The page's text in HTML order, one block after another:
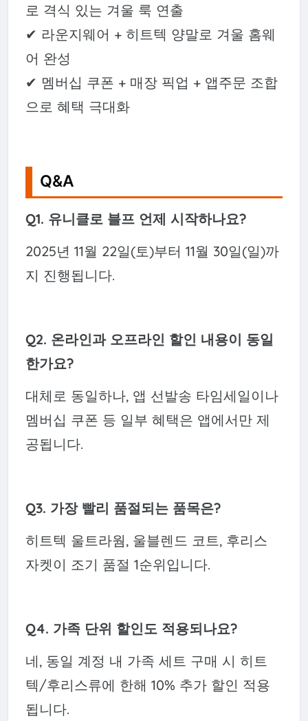
로 격식 있는 겨울 룩 연출
✔ 라운지웨어 + 히트텍 양말로 겨울 홈웨
어 완성
✔ 멤버십 쿠폰 + 매장 픽업 + 앱주문 조합
으로 혜택 극대화
Q&A
Q1. 유니클로 블프 언제 시작하나요?
2025년 11월 22일(토)부터 11월 30일(일)까
지 진행됩니다.
Q2. 온라인과 오프라인 할인 내용이 동일
한가요?
대체로 동일하나, 앱 선발송 타임세일이나
멤버십 쿠폰 등 일부 혜택은 앱에서만 제
공됩니다.
Q3. 가장 빨리 품절되는 품목은?
히트텍 울트라웜, 울블렌드 코트, 후리스
자켓이 조기 품절 1순위입니다.
Q4. 가족 단위 할인도 적용되나요?
네, 동일 계정 내 가족 세트 구매 시 히트
텍/후리스류에 한해 10% 추가 할인 적용
됩니다.